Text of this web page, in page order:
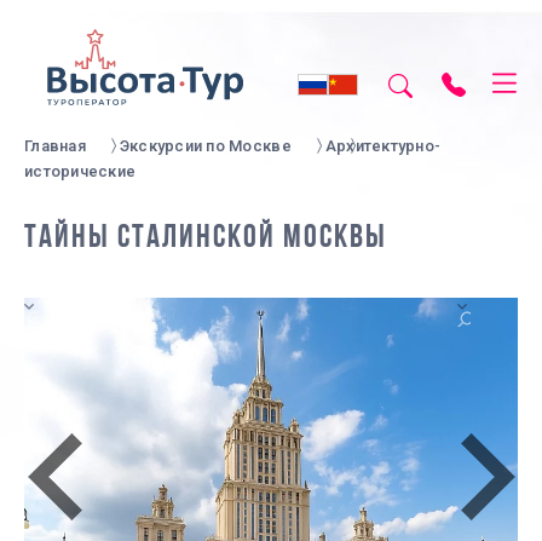
Главная Экскурсии по Москве
Архитектурно-
исторические
ТАЙНЫ СТАЛИНСКОЙ МОСКВЫ